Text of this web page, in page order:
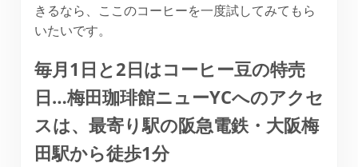
きるなら、ここのコーヒーを一度試してみてもら
いたいです。
毎月1日と2日はコーヒー豆の特売
日…梅田珈琲館ニューYCへのアクセ
スは、最寄り駅の阪急電鉄・大阪梅
田駅から徒歩1分